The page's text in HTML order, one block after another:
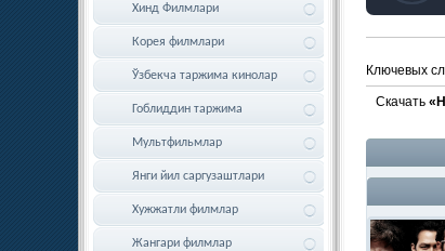
Ключевых
Скачать
Хинд Филмлари
Корея филмлари
Ўзбекча таржима кинолар
Гоблиддин таржима
Мультфильмлар
Янги йил саргузаштлари
Хужжатли филмлар
Жангари филмлар